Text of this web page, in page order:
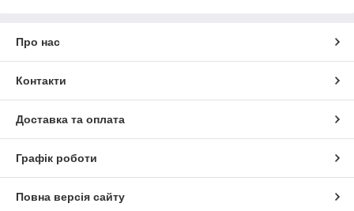
Про нас
Контакти
Доставка та оплата
Графік роботи
Повна версія сайту